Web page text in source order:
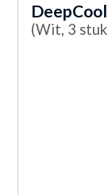
DeepCool
(Wit, 3